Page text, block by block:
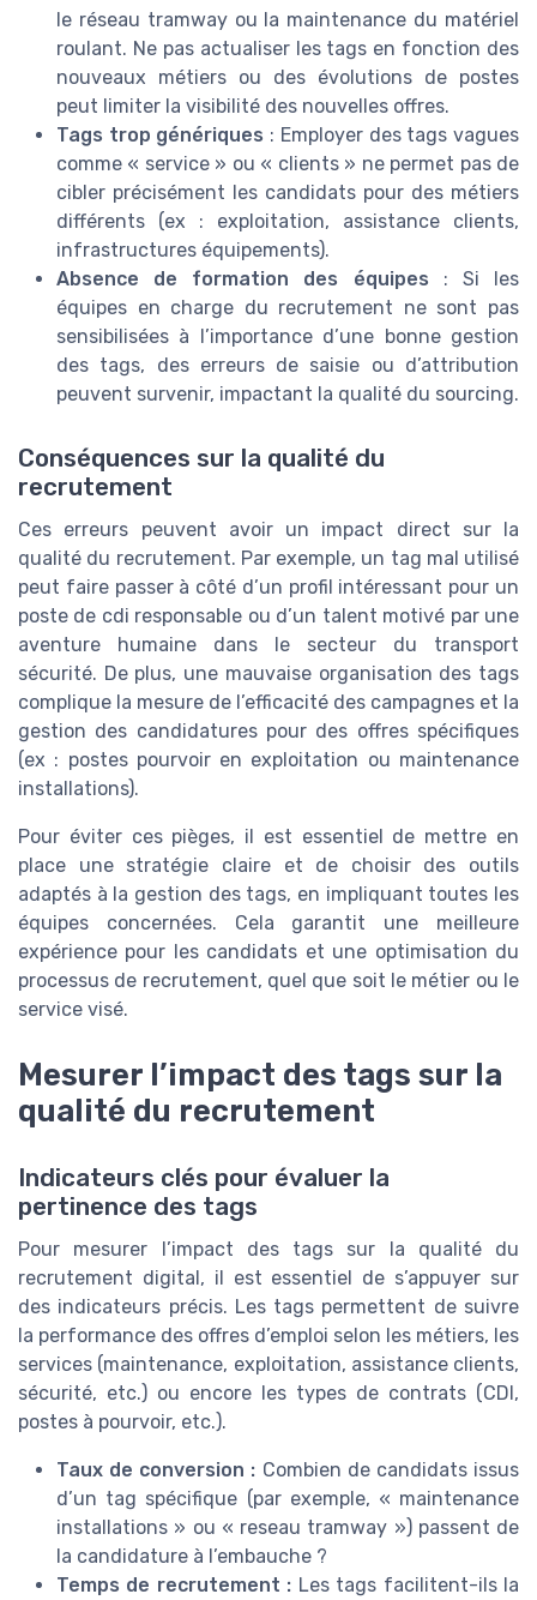
le réseau tramway ou la maintenance du matériel
roulant. Ne pas actualiser les tags en fonction des
nouveaux métiers ou des évolutions de postes
peut limiter la visibilité des nouvelles offres.
Tags trop génériques : Employer des tags vagues
comme « service » ou « clients » ne permet pas de
cibler précisément les candidats pour des métiers
différents (ex : exploitation, assistance clients,
infrastructures équipements).
Absence de formation des équipes : Si les
équipes en charge du recrutement ne sont pas
sensibilisées à l’importance d’une bonne gestion
des tags, des erreurs de saisie ou d’attribution
peuvent survenir, impactant la qualité du sourcing.
Conséquences sur la qualité du
recrutement
Ces erreurs peuvent avoir un impact direct sur la
qualité du recrutement. Par exemple, un tag mal utilisé
peut faire passer à côté d’un profil intéressant pour un
poste de cdi responsable ou d’un talent motivé par une
aventure humaine dans le secteur du transport
sécurité. De plus, une mauvaise organisation des tags
complique la mesure de l’efficacité des campagnes et la
gestion des candidatures pour des offres spécifiques
(ex : postes pourvoir en exploitation ou maintenance
installations).
Pour éviter ces pièges, il est essentiel de mettre en
place une stratégie claire et de choisir des outils
adaptés à la gestion des tags, en impliquant toutes les
équipes concernées. Cela garantit une meilleure
expérience pour les candidats et une optimisation du
processus de recrutement, quel que soit le métier ou le
service visé.
Mesurer l’impact des tags sur la
qualité du recrutement
Indicateurs clés pour évaluer la
pertinence des tags
Pour mesurer l’impact des tags sur la qualité du
recrutement digital, il est essentiel de s’appuyer sur
des indicateurs précis. Les tags permettent de suivre
la performance des offres d’emploi selon les métiers, les
services (maintenance, exploitation, assistance clients,
sécurité, etc.) ou encore les types de contrats (CDI,
postes à pourvoir, etc.).
Taux de conversion : Combien de candidats issus
d’un tag spécifique (par exemple, « maintenance
installations » ou « reseau tramway ») passent de
la candidature à l’embauche ?
Temps de recrutement : Les tags facilitent-ils la